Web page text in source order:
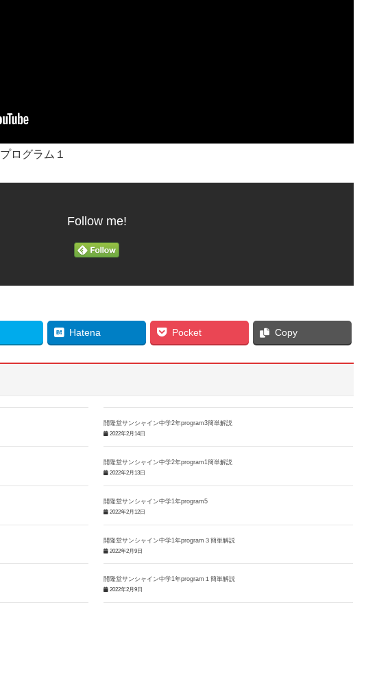
ログラム１
Follow me!
Hatena Pocket Copy
開隆堂サンシャイン中学2年program3簡単解説
2022年2月14日
開隆堂サンシャイン中学2年program1簡単解説
2022年2月13日
開隆堂サンシャイン中学1年program5
2022年2月12日
開隆堂サンシャイン中学1年program３簡単解説
2022年2月9日
開隆堂サンシャイン中学1年program１簡単解説
2022年2月9日